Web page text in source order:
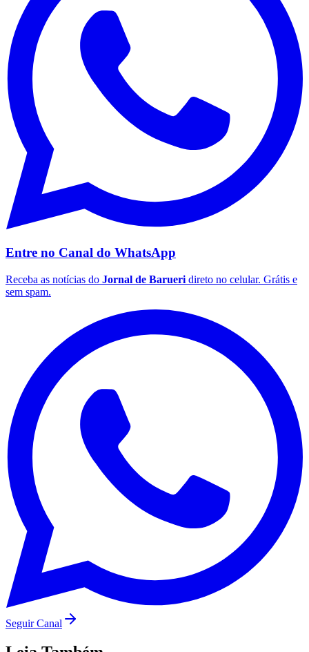
Fluminense
Vasco
Entre no Canal do WhatsApp
Receba as notícias do Jornal de Barueri direto no celular. Grátis e
sem spam.
Seguir Canal